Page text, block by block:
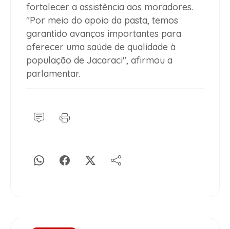
fortalecer a assistência aos moradores.
"Por meio do apoio da pasta, temos
garantido avanços importantes para
oferecer uma saúde de qualidade à
população de Jacaraci", afirmou a
parlamentar.